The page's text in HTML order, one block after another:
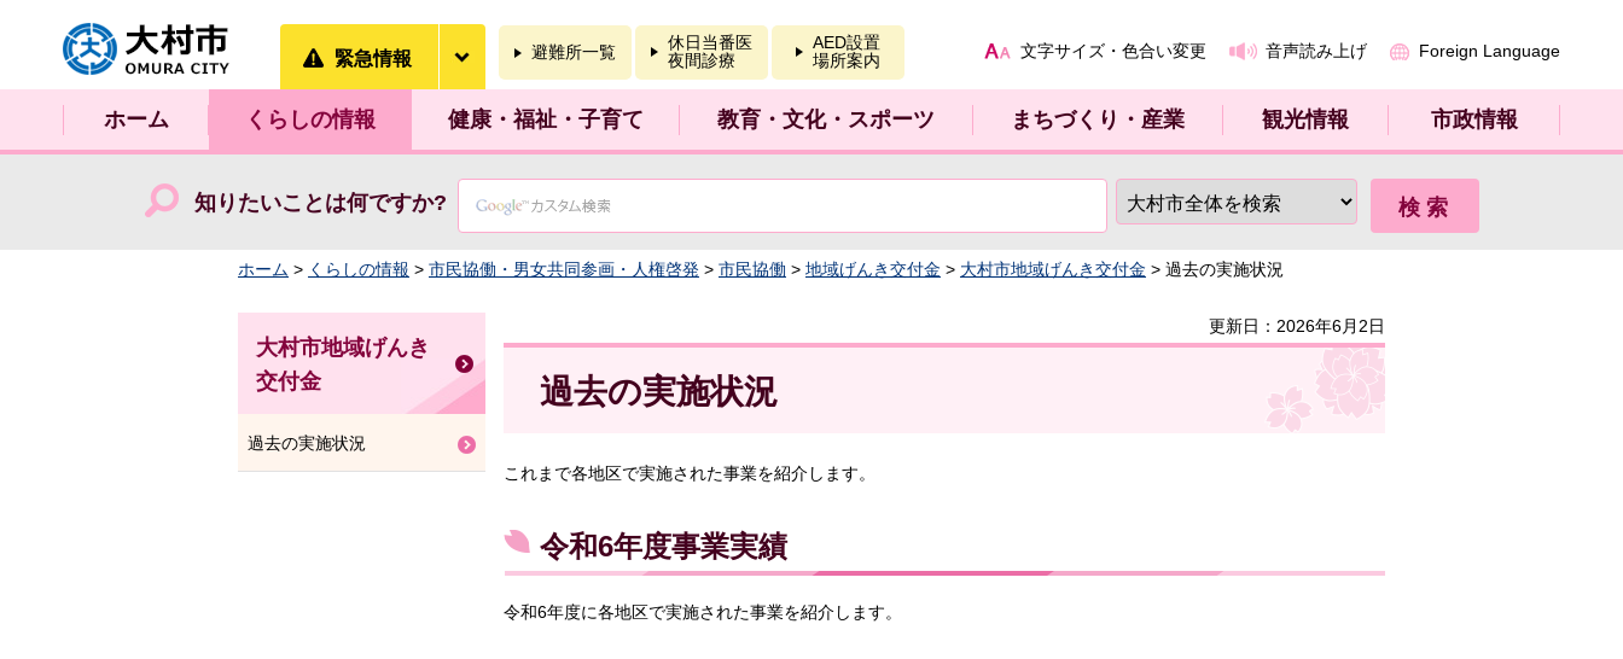
大村市
緊急情報 避難所一覧
休日当番医
夜間診療
AED設置
場所案内
文字サイズ・色合い変更 音声読み上げ Foreign Language
ホーム くらしの情報 健康・福祉・子育て 教育・文化・スポーツ まちづくり・産業 観光情報 市政情報
知りたいことは何ですか?
ホーム > くらしの情報 > 市民協働・男女共同参画・人権啓発 > 市民協働 > 地域げんき交付金 > 大村市地域げんき交付金 > 過去の実施状況
更新日：2026年6月2日
過去の実施状況
これまで各地区で実施された事業を紹介します。
令和6年度事業実績
令和6年度に各地区で実施された事業を紹介します。
大村市地域げんき
交付金
過去の実施状況